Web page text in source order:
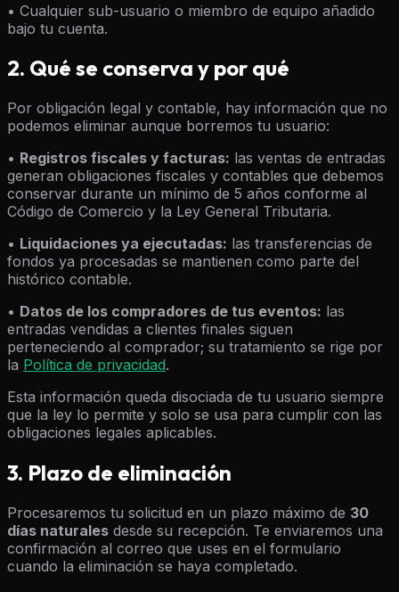
• Cualquier sub-usuario o miembro de equipo añadido
bajo tu cuenta.
2. Qué se conserva y por qué
Por obligación legal y contable, hay información que no
podemos eliminar aunque borremos tu usuario:
• Registros fiscales y facturas: las ventas de entradas
generan obligaciones fiscales y contables que debemos
conservar durante un mínimo de 5 años conforme al
Código de Comercio y la Ley General Tributaria.
• Liquidaciones ya ejecutadas: las transferencias de
fondos ya procesadas se mantienen como parte del
histórico contable.
• Datos de los compradores de tus eventos: las
entradas vendidas a clientes finales siguen
perteneciendo al comprador; su tratamiento se rige por
la Política de privacidad.
Esta información queda disociada de tu usuario siempre
que la ley lo permite y solo se usa para cumplir con las
obligaciones legales aplicables.
3. Plazo de eliminación
Procesaremos tu solicitud en un plazo máximo de 30
días naturales desde su recepción. Te enviaremos una
confirmación al correo que uses en el formulario
cuando la eliminación se haya completado.